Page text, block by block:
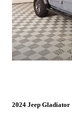
2024 Jeep Gladiator